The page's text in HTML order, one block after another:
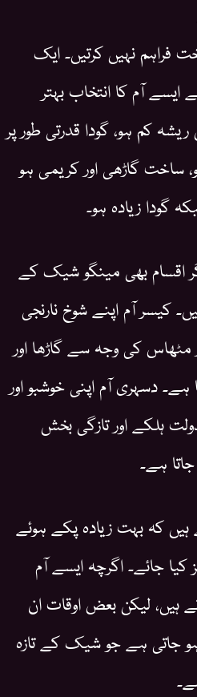
فراہم نہیں کرتیں۔ ایک
آم کا انتخاب بہتر
کم ہو، گودا قدرتی طور پر
ساخت گاڑھی اور کریمی ہو
گودا زیادہ ہو۔
اقسام بھی مینگو شیک کے
کیسر آم اپنے شوخ نارنجی
کی وجہ سے گاڑھا اور
دسہری آم اپنی خوشبو اور
ہلکے اور تازگی بخش
ہے۔
ہیں کہ بہت زیادہ پکے ہوئے
جائے۔ اگرچہ ایسے آم
ہیں، لیکن بعض اوقات ان
جاتی ہے جو شیک کے تازہ